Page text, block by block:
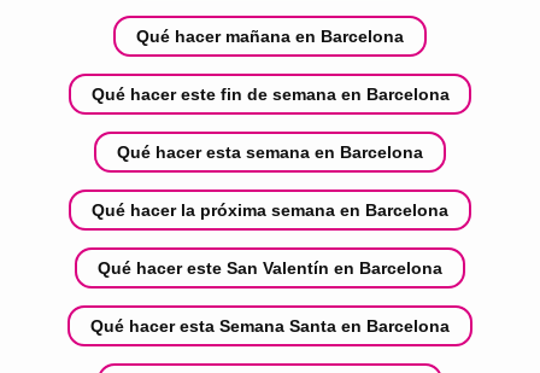
Qué hacer mañana en Barcelona
Qué hacer este fin de semana en Barcelona
Qué hacer esta semana en Barcelona
Qué hacer la próxima semana en Barcelona
Qué hacer este San Valentín en Barcelona
Qué hacer esta Semana Santa en Barcelona